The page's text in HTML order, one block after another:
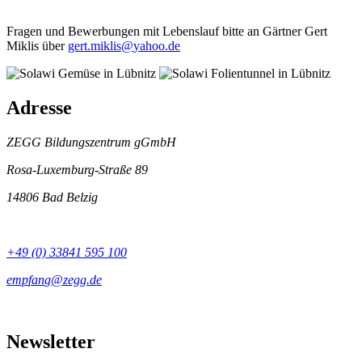
Fragen und Bewerbungen mit Lebenslauf bitte an Gärtner Gert
Miklis über
Adresse
ZEGG Bildungszentrum gGmbH
Rosa-Luxemburg-Straße 89
14806 Bad Belzig
+49 (0) 33841 595 100
Newsletter